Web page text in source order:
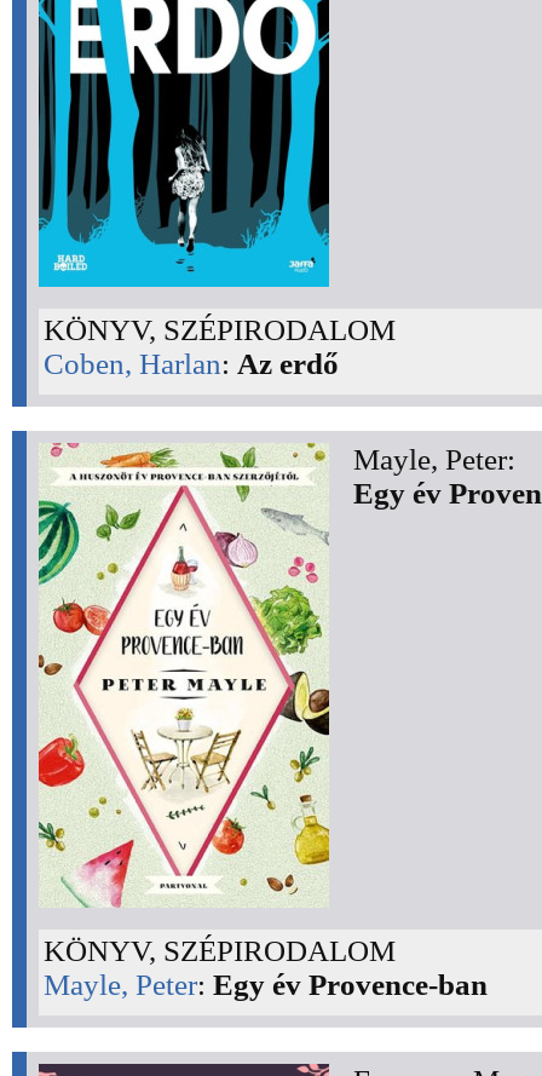
KÖNYV, SZÉPIRODALOM
Coben, Harlan: Az erdő
Mayle, Peter:
Egy év
KÖNYV, SZÉPIRODALOM
Mayle, Peter: Egy év Provence-ban